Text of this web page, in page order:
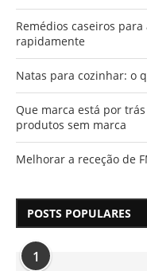
Remédios caseiros
rapidamente
Natas para cozinhar: o
Que marca está por
produtos sem marca
Melhorar a receção de
POSTS POPULARES
1